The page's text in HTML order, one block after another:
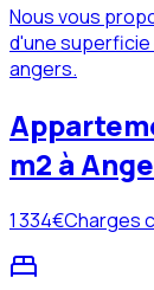
Nous vous
d'une superficie
angers.
m2 à
1 334€Charges